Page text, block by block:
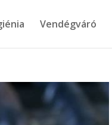
Vendégváró